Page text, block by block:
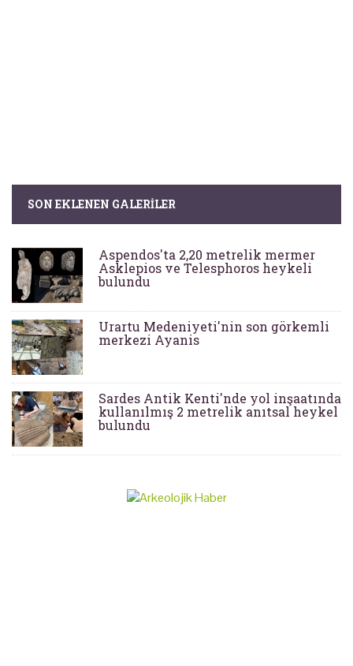
SON EKLENEN GALERILER
Aspendos'ta 2,20 metrelik mermer
Asklepios ve Telesphoros heykeli
bulundu
Urartu Medeniyeti'nin son görkemli
merkezi Ayanis
Sardes Antik Kenti'nde yol inşaatında
kullanılmış 2 metrelik anıtsal heykel
bulundu